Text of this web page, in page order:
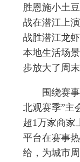
胜恩施小土
战在潜江上
战胜潜江龙
本地生活场
步放大了周
围绕赛
北观赛季”主
超1万家商家
平台在赛事
给，为城市